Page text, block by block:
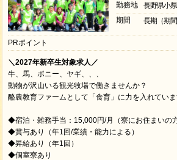
勤務地
長野県小
期間
長期（期
PRポイント
＼2027年新卒生対象求人／
牛、馬、ポニー、ヤギ、、、
動物が沢山いる観光牧場で働きませんか？
酪農教育ファームとして「食育」に力を入れてい
◆宿泊・雑務手当：15,000円/月（寮にお住まいの方
◆賞与あり（年1回/業績・能力による）
◆昇給あり（年1回）
◆個室寮あり